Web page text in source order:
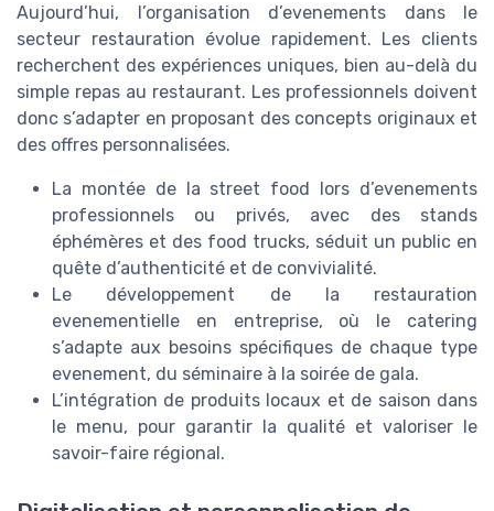
Aujourd’hui, l’organisation d’evenements dans le
secteur restauration évolue rapidement. Les clients
recherchent des expériences uniques, bien au-delà du
simple repas au restaurant. Les professionnels doivent
donc s’adapter en proposant des concepts originaux et
des offres personnalisées.
La montée de la street food lors d’evenements
professionnels ou privés, avec des stands
éphémères et des food trucks, séduit un public en
quête d’authenticité et de convivialité.
Le développement de la restauration
evenementielle en entreprise, où le catering
s’adapte aux besoins spécifiques de chaque type
evenement, du séminaire à la soirée de gala.
L’intégration de produits locaux et de saison dans
le menu, pour garantir la qualité et valoriser le
savoir-faire régional.